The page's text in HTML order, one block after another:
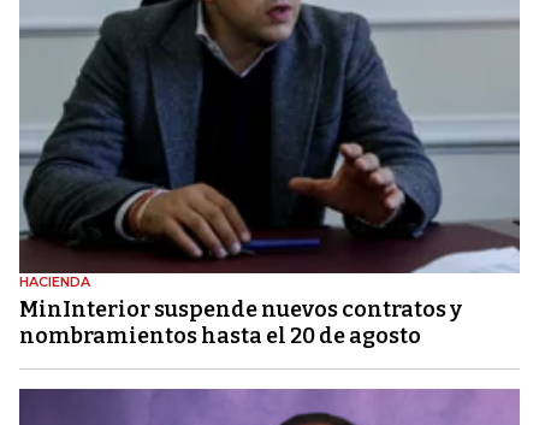
HACIENDA
MinInterior suspende nuevos contratos y
nombramientos hasta el 20 de agosto